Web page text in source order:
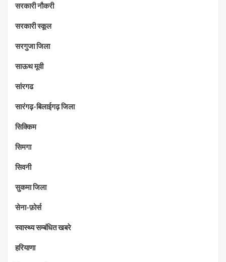
सरकारी नौकरी
सरकारी स्कूल
सरगुजा जिला
साऊथ मूवी
सांरगढ
सारंगढ़-बिलाईगढ़ जिला
सिक्किम
सिमगा
सिवनी
सुकमा जिला
सेना-फ़ोर्स
स्वास्थ्य सम्बंधित खबरे
हरियाणा